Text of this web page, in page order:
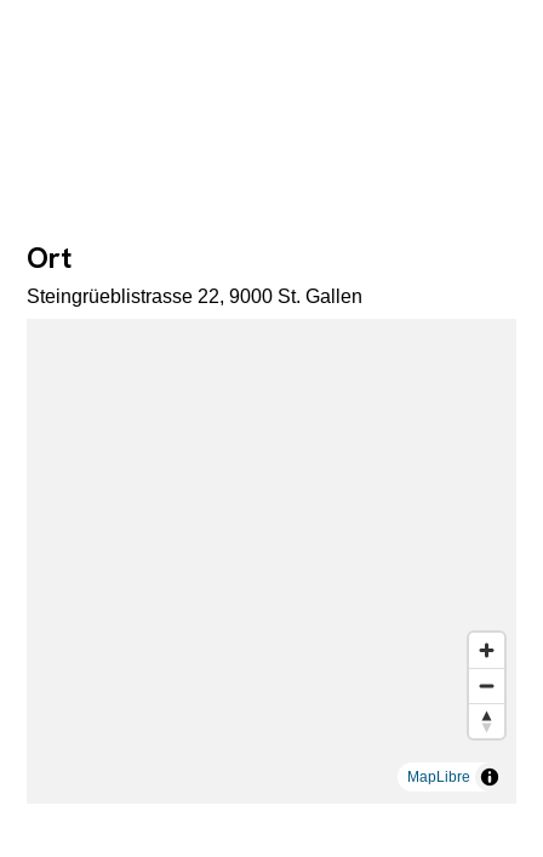
Ort
Steingrüeblistrasse 22, 9000 St. Gallen
MapLibre